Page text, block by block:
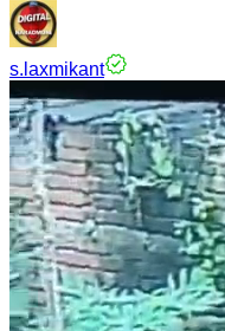
s.laxmikant